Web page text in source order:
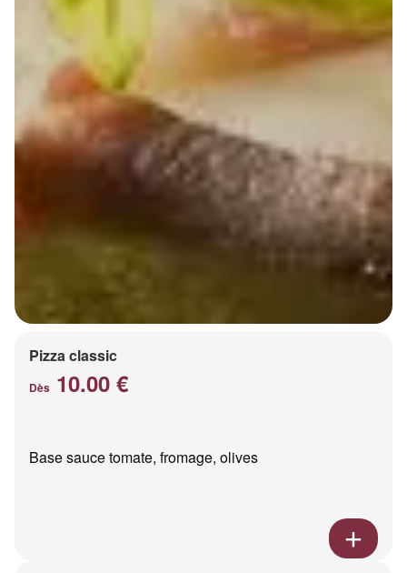
Pizza classic
Dès 10.00 €
Base sauce tomate, fromage, olives